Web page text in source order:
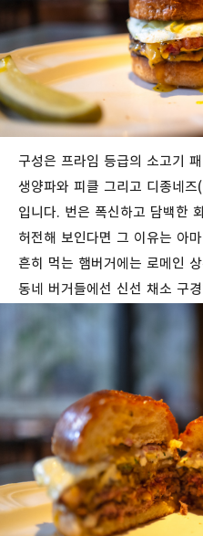
구성은 프라임 등급의 소고기
생양파와 피클 그리고 디종네즈(
입니다. 번은 폭신하고 담백한
허전해 보인다면 그 이유는 아마
흔히 먹는 햄버거에는 로메인
동네 버거들에선 신선 채소 구